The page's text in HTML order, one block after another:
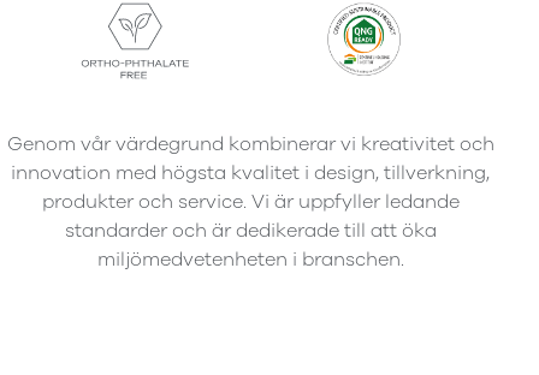
Genom vår värdegrund kombinerar vi kreativitet och
innovation med högsta kvalitet i design, tillverkning,
produkter och service. Vi är uppfyller ledande
standarder och är dedikerade till att öka
miljömedvetenheten i branschen.